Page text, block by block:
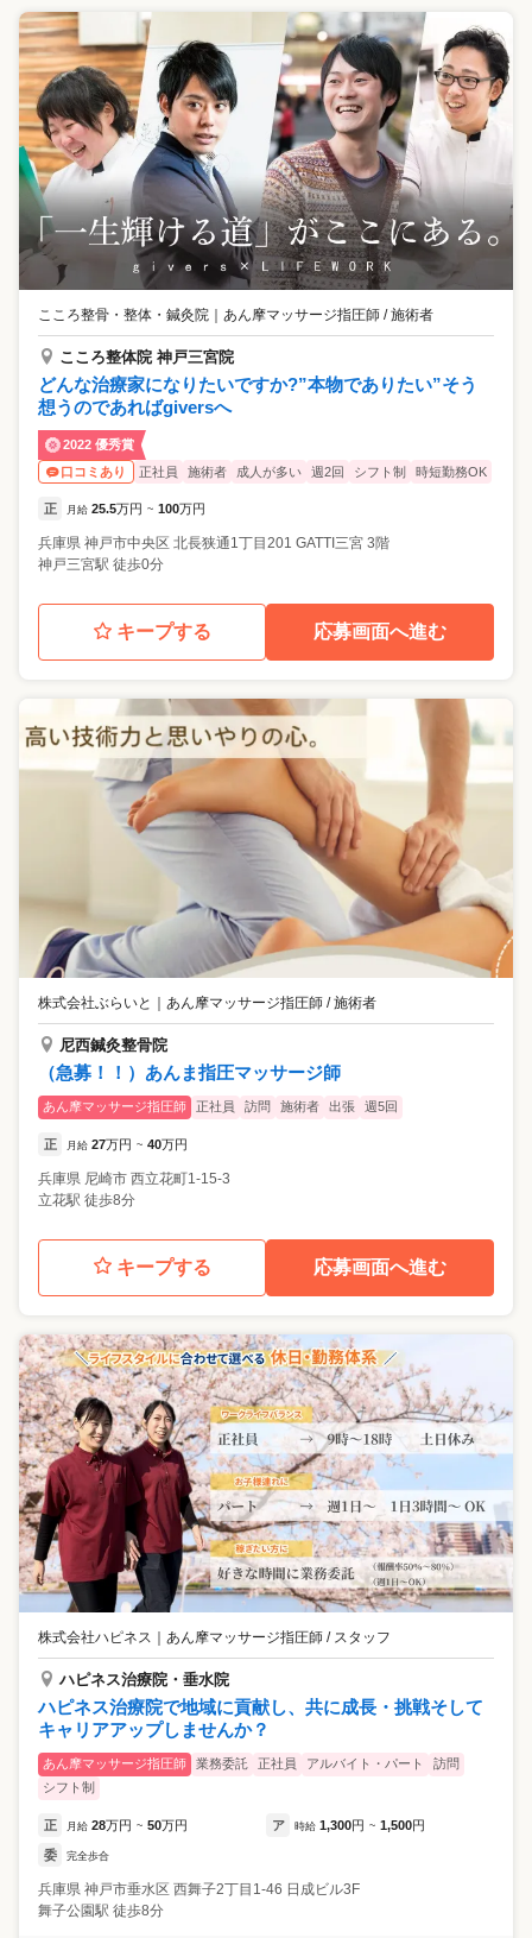
こころ整骨・整体・鍼灸院 あん摩マッサージ指圧師 / 施術者
こころ整体院 神戸三宮院
どんな治療家になりたいですか?”本物でありたい”そう
想うのであればgiversへ
2022 優秀賞
口コミあり
正社員 施術者 成人が多い 週2回 シフト制 時短勤務OK
正 月給 25.5万円 ~ 100万円
兵庫県 神戸市中央区 北長狭通1丁目201 GATTI三宮 3階
神戸三宮駅 徒歩0分
キープする 応募画面へ進む
株式会社ぶらいと ｜ あん摩マッサージ指圧師 / 施術者
尼西鍼灸整骨院
（急募！！）あんま指圧マッサージ師
あん摩マッサージ指圧師 正社員 訪問 施術者 出張 週5回
正 月給 27万円 ~ 40万円
兵庫県 尼崎市 西立花町1-15-3
立花駅 徒歩8分
キープする 応募画面へ進む
株式会社ハピネス あん摩マッサージ指圧師 / スタッフ
ハピネス治療院・垂水院
ハピネス治療院で地域に貢献し、共に成長・挑戦そして
キャリアアップしませんか？
あん摩マッサージ指圧師 業務委託 正社員 アルバイト・パート
訪問
シフト制
正 月給 28万円 ~ 50万円 ア 時給 1,300円 ~ 1,500円
委 完全歩合
兵庫県 神戸市垂水区 西舞子2丁目1-46 日成ビル3F
舞子公園駅 徒歩8分